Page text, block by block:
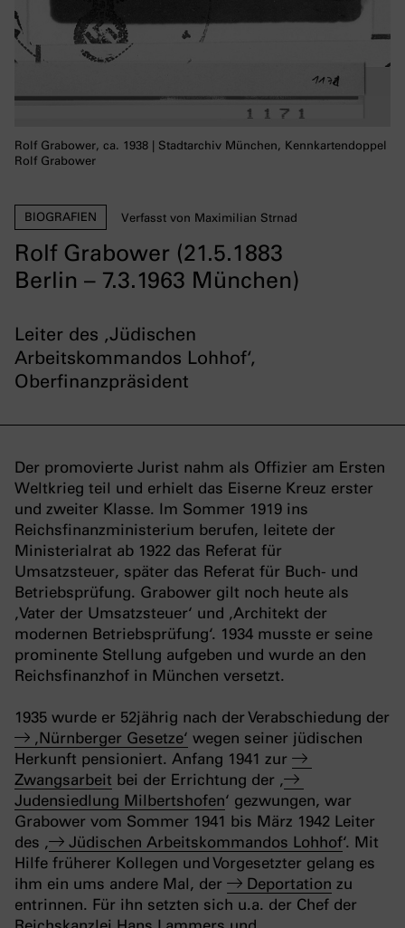
Rolf Grabower (21.5.1883
Berlin – 7.3.1963 München)
BIOGRAFIEN Verfasst von Maximilian Strnad
Leiter des ‚Jüdischen
Arbeitskommandos Lohhof‘,
Oberfinanzpräsident
Rolf Grabower, ca. 1938 | Stadtarchiv München, Kennkartendoppel
Rolf Grabower
Der promovierte Jurist nahm als Offizier am Ersten
Weltkrieg teil und erhielt das Eiserne Kreuz erster
und zweiter Klasse. Im Sommer 1919 ins
Reichsfinanzministerium berufen, leitete der
Ministerialrat ab 1922 das Referat für
Umsatzsteuer, später das Referat für Buch- und
Betriebsprüfung. Grabower gilt noch heute als
‚Vater der Umsatzsteuer‘ und ‚Architekt der
modernen Betriebsprüfung‘. 1934 musste er seine
prominente Stellung aufgeben und wurde an den
Reichsfinanzhof in München versetzt.
1935 wurde er 52jährig nach der Verabschiedung der
‚Nürnberger Gesetze‘ wegen seiner jüdischen
Herkunft pensioniert. Anfang 1941 zur
Zwangsarbeit bei der Errichtung der ‚
Judensiedlung Milbertshofen‘ gezwungen, war
Grabower vom Sommer 1941 bis März 1942 Leiter
des ‚
Jüdischen Arbeitskommandos Lohhof‘. Mit
Hilfe früherer Kollegen und Vorgesetzter gelang es
ihm ein ums andere Mal, der
Deportation zu
entrinnen. Für ihn setzten sich u.a. der Chef der